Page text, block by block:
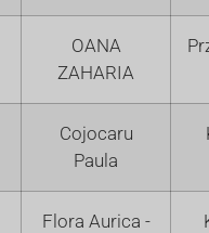
OANA
ZAHARIA
Cojocaru
Paula
Flora Aurica -